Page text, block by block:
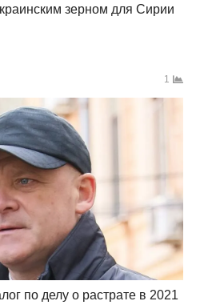
зерном для Сирии
1
по делу о растрате в 2021